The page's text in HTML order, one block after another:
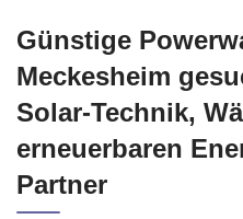
Günstige
Meckesheim
Solar-Technik,
erneuerbaren
Partner